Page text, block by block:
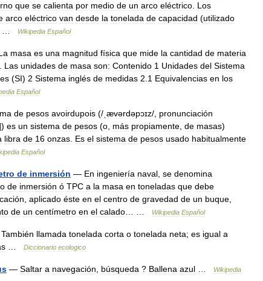
que se calienta por medio de un arco eléctrico Los
arco eléctrico van desde la tonelada de capacidad (utilizado
Wikipedia Español
masa es una magnitud física que mide la cantidad de materia
Las unidades de masa son: Contenido 1 Unidades del Sistema
(SI) 2 Sistema inglés de medidas 2 1 Equivalencias en los
Español
de pesos avoirdupois (/ ˌævərdəpɔɪz/, pronunciación
es un sistema de pesos (o más propiamente de masas)
libra de 16 onzas Es el sistema de pesos usado habitualmente
Español
de inmersión — En ingeniería naval se denomina
de inmersión ó TPC a la masa en toneladas que debe
aplicado éste en el centro de gravedad de un buque
de un centímetro en el calado Wikipedia Español
También llamada tonelada corta o tonelada neta; es igual a
Diccionario ecologico
— Saltar a navegación búsqueda ? Ballena azul
Wikipedia